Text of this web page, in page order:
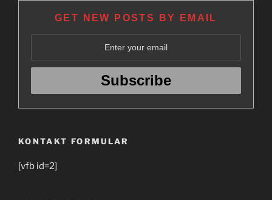
GET NEW POSTS BY EMAIL
KONTAKT FORMULAR
[vfb id=2]